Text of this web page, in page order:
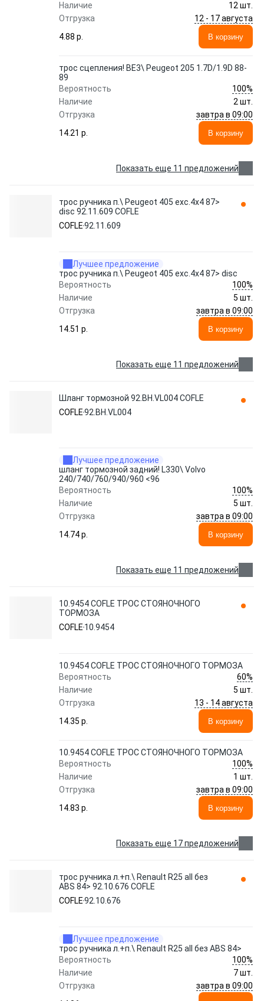
Наличие
12 шт.
Отгрузка
12 - 17 августа
4.88 p.
В корзину
трос сцепления! BE3\ Peugeot 205 1.7D/1.9D 88-
89
Вероятность
100%
Наличие
2 шт.
Отгрузка
завтра в 09:00
14.21 p.
В корзину
Показать еще 11 предложений
трос ручника п.\ Peugeot 405 exc.4x4 87>
disc 92.11.609 COFLE
COFLE92.11.609
Лучшее предложение
трос ручника п.\ Peugeot 405 exc.4x4 87> disc
Вероятность
100%
Наличие
5 шт.
Отгрузка
завтра в 09:00
14.51 p.
В корзину
Показать еще 11 предложений
Шланг тормозной 92.BH.VL004 COFLE
COFLE92.BH.VL004
Лучшее предложение
шланг тормозной задний! L330\ Volvo
240/740/760/940/960 <96
Вероятность
100%
Наличие
5 шт.
Отгрузка
завтра в 09:00
14.74 p.
В корзину
Показать еще 11 предложений
10.9454 COFLE ТРОС СТОЯНОЧНОГО
ТОРМОЗА
COFLE 10.9454
10.9454 COFLE ТРОС СТОЯНОЧНОГО ТОРМОЗА
Вероятность
60%
Наличие
5 шт.
Отгрузка
13 - 14 августа
14.35 p.
В корзину
10.9454 COFLE ТРОС СТОЯНОЧНОГО ТОРМОЗА
Вероятность
100%
Наличие
1 шт.
Отгрузка
завтра в 09:00
14.83 p.
В корзину
Показать еще 17 предложений
трос ручника л.+п.\ Renault R25 all без
ABS 84> 92.10.676 COFLE
COFLE92.10.676
Лучшее предложение
трос ручника л.+п.\ Renault R25 all без ABS 84>
Вероятность
100%
Наличие
7 шт.
Отгрузка
завтра в 09:00